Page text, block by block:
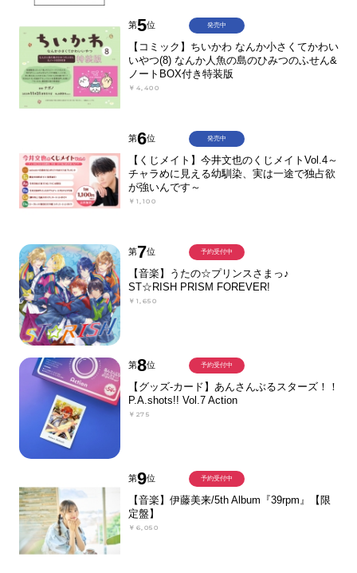
第5位
【コミック】ちいかわ なんか小さくてかわい
いやつ(8) なんか人魚の島のひみつのふせん&
ノートBOX付き特装版
￥4,400
発売中
第6位
【くじメイト】今井文也のくじメイトVol.4～
チャラめに見える幼馴染、実は一途で独占欲
が強いんです～
￥1,100
発売中
第7位
【音楽】うたの☆プリンスさまっ♪
ST☆RISH PRISM FOREVER!
￥1,650
予約受付中
第8位
【グッズ-カード】あんさんぶるスターズ！！
P.A.shots!! Vol.7 Action
￥275
予約受付中
第9位
【音楽】伊藤美来/5th Album『39rpm』【限
定盤】
￥6,050
予約受付中